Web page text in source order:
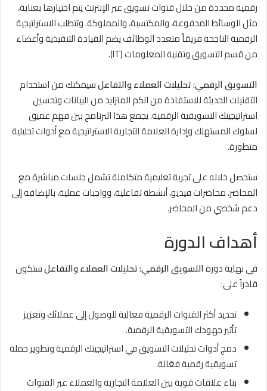
رقمية محددة من خلال قنوات تسويق عبر الإنترنت يتم اختيارها بعناية،
مثل الوسائط المدفوعة، والمكتسبة، والمملوكة. وتتطلب الاستراتيجية
الرقمية الناجحة فريقاً متعدد الوظائف يضم القيادة التنفيذية وأعضاء
من قسم التسويق وتقنية المعلومات (IT).
التسويق الرقمي: تحليلات العملاء والتفاعلسيمكنك من استخدام
التقنيات الحديثة للاستفادة من الكم المتزايد من البيانات وتحسين
استراتيجيتك التسويقية الرقمية. يجمع هذا البرنامج بين فهم عميق
لسلوك المستهلك وإدارة العلامة التجارية الاستراتيجية مع أدوات تحليلية
متطورة.
ستحصل خلاله على تجربة تعليمية متكاملة تشمل جلسات مباشرة مع
المحاضر، محاضرات فيديو، أنشطة تفاعلية، وواجبات عملية، بالإضافة إلى
دعم شخصي من المحاضر.
أهداف الدورة
في نهاية دورةالتسويق الرقمي: تحليلات العملاء والتفاعلستكون
قادراً على:
تحديد أكثر القنوات الرقمية فعالية للوصول إلى عملائك وتعزيز
تأثير جهودك التسويقية الرقمية.
دمج أدوات تحليلات التسويق في استراتيجيتك الرقمية وتطوير حملة
تسويقية رقمية فعّالة.
بناء علاقات قوية بين العلامة التجارية والعملاء عبر القنوات